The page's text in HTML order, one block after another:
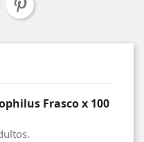
Frasco x 100